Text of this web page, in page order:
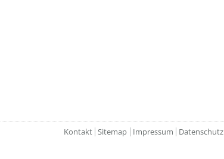
Kontakt Sitemap Impressum Datenschutz